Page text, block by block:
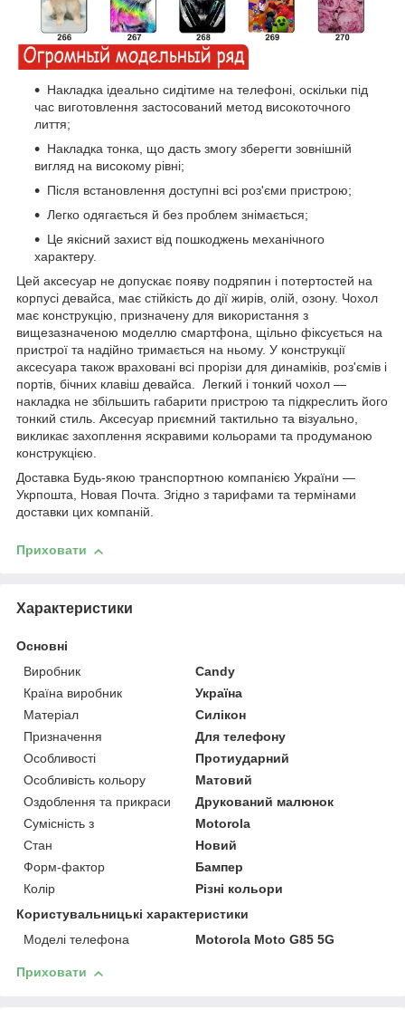
Накладка ідеально сидітиме на телефоні, оскільки під
час виготовлення застосований метод високоточного
лиття;
Накладка тонка, що дасть змогу зберегти зовнішній
вигляд на високому рівні;
Після встановлення доступні всі роз'єми пристрою;
Легко одягається й без проблем знімається;
Це якісний захист від пошкоджень механічного
характеру.
Цей аксесуар не допускає появу подряпин і потертостей на
корпусі девайса, має стійкість до дії жирів, олій, озону. Чохол
має конструкцію, призначену для використання з
вищезазначеною моделлю смартфона, щільно фіксується на
пристрої та надійно тримається на ньому. У конструкції
аксесуара також враховані всі прорізи для динаміків, роз'ємів і
портів, бічних клавіш девайса. Легкий і тонкий чохол —
накладка не збільшить габарити пристрою та підкреслить його
тонкий стиль. Аксесуар приємний тактильно та візуально,
викликає захоплення яскравими кольорами та продуманою
конструкцією.
Доставка Будь-якою транспортною компанією України —
Укрпошта, Новая Почта. Згідно з тарифами та термінами
доставки цих компаній.
Приховати
Характеристики
Основні
Виробник
Candy
Країна виробник
Україна
Матеріал
Силікон
Призначення
Для телефону
Особливості
Протиударний
Особливість кольору
Матовий
Оздоблення та прикраси
Друкований малюнок
Сумісність з
Motorola
Стан
Новий
Форм-фактор
Бампер
Колір
Різні кольори
Користувальницькі характеристики
Моделі телефона
Motorola Moto G85 5G
Приховати